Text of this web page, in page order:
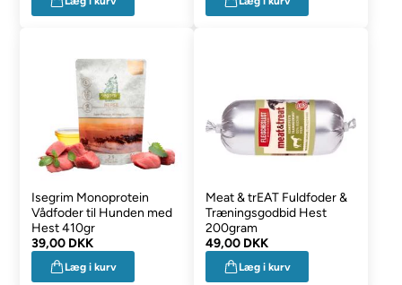
Isegrim Monoprotein
Vådfoder til Hunden med
Hest 410gr
39,00 DKK
Læg i kurv
Meat & trEAT Fuldfoder &
Træningsgodbid Hest
200gram
49,00 DKK
Læg i kurv